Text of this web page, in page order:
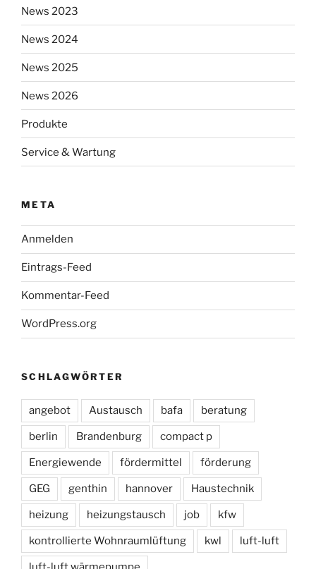
News 2023
News 2024
News 2025
News 2026
Produkte
Service & Wartung
META
Anmelden
Eintrags-Feed
Kommentar-Feed
WordPress.org
SCHLAGWÖRTER
angebot Austausch bafa beratung
berlin Brandenburg compact p
Energiewende fördermittel förderung
GEG genthin hannover Haustechnik
heizung heizungstausch job kfw
kontrollierte Wohnraumlüftung kwl luft-luft